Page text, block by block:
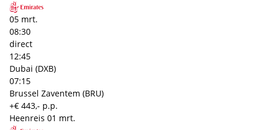
05 mrt.
08:30
direct
12:45
Dubai (DXB)
07:15
Brussel Zaventem (BRU)
+€ 443,- p.p.
Heenreis 01 mrt.